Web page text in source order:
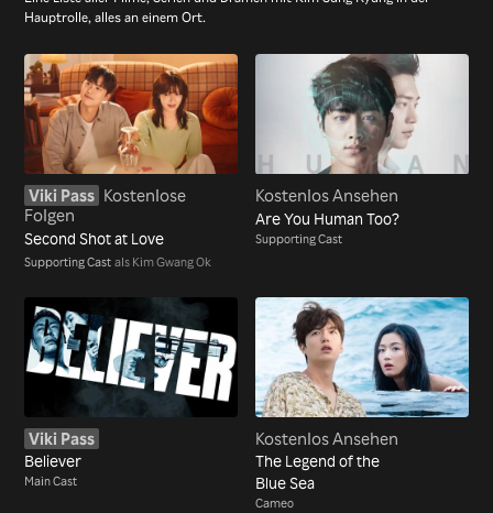
Hauptrolle, alles an einem Ort.
Viki Pass Kostenlose
Folgen
Second Shot at Love
Supporting Cast als Kim Gwang Ok
Kostenlos Ansehen
Are You Human Too?
Supporting Cast
Viki Pass
Believer
Main Cast
Kostenlos Ansehen
The Legend of the
Blue Sea
Cameo